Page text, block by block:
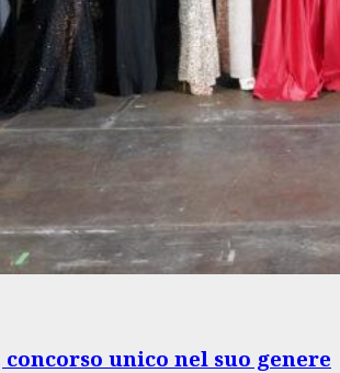
concorso unico nel suo genere